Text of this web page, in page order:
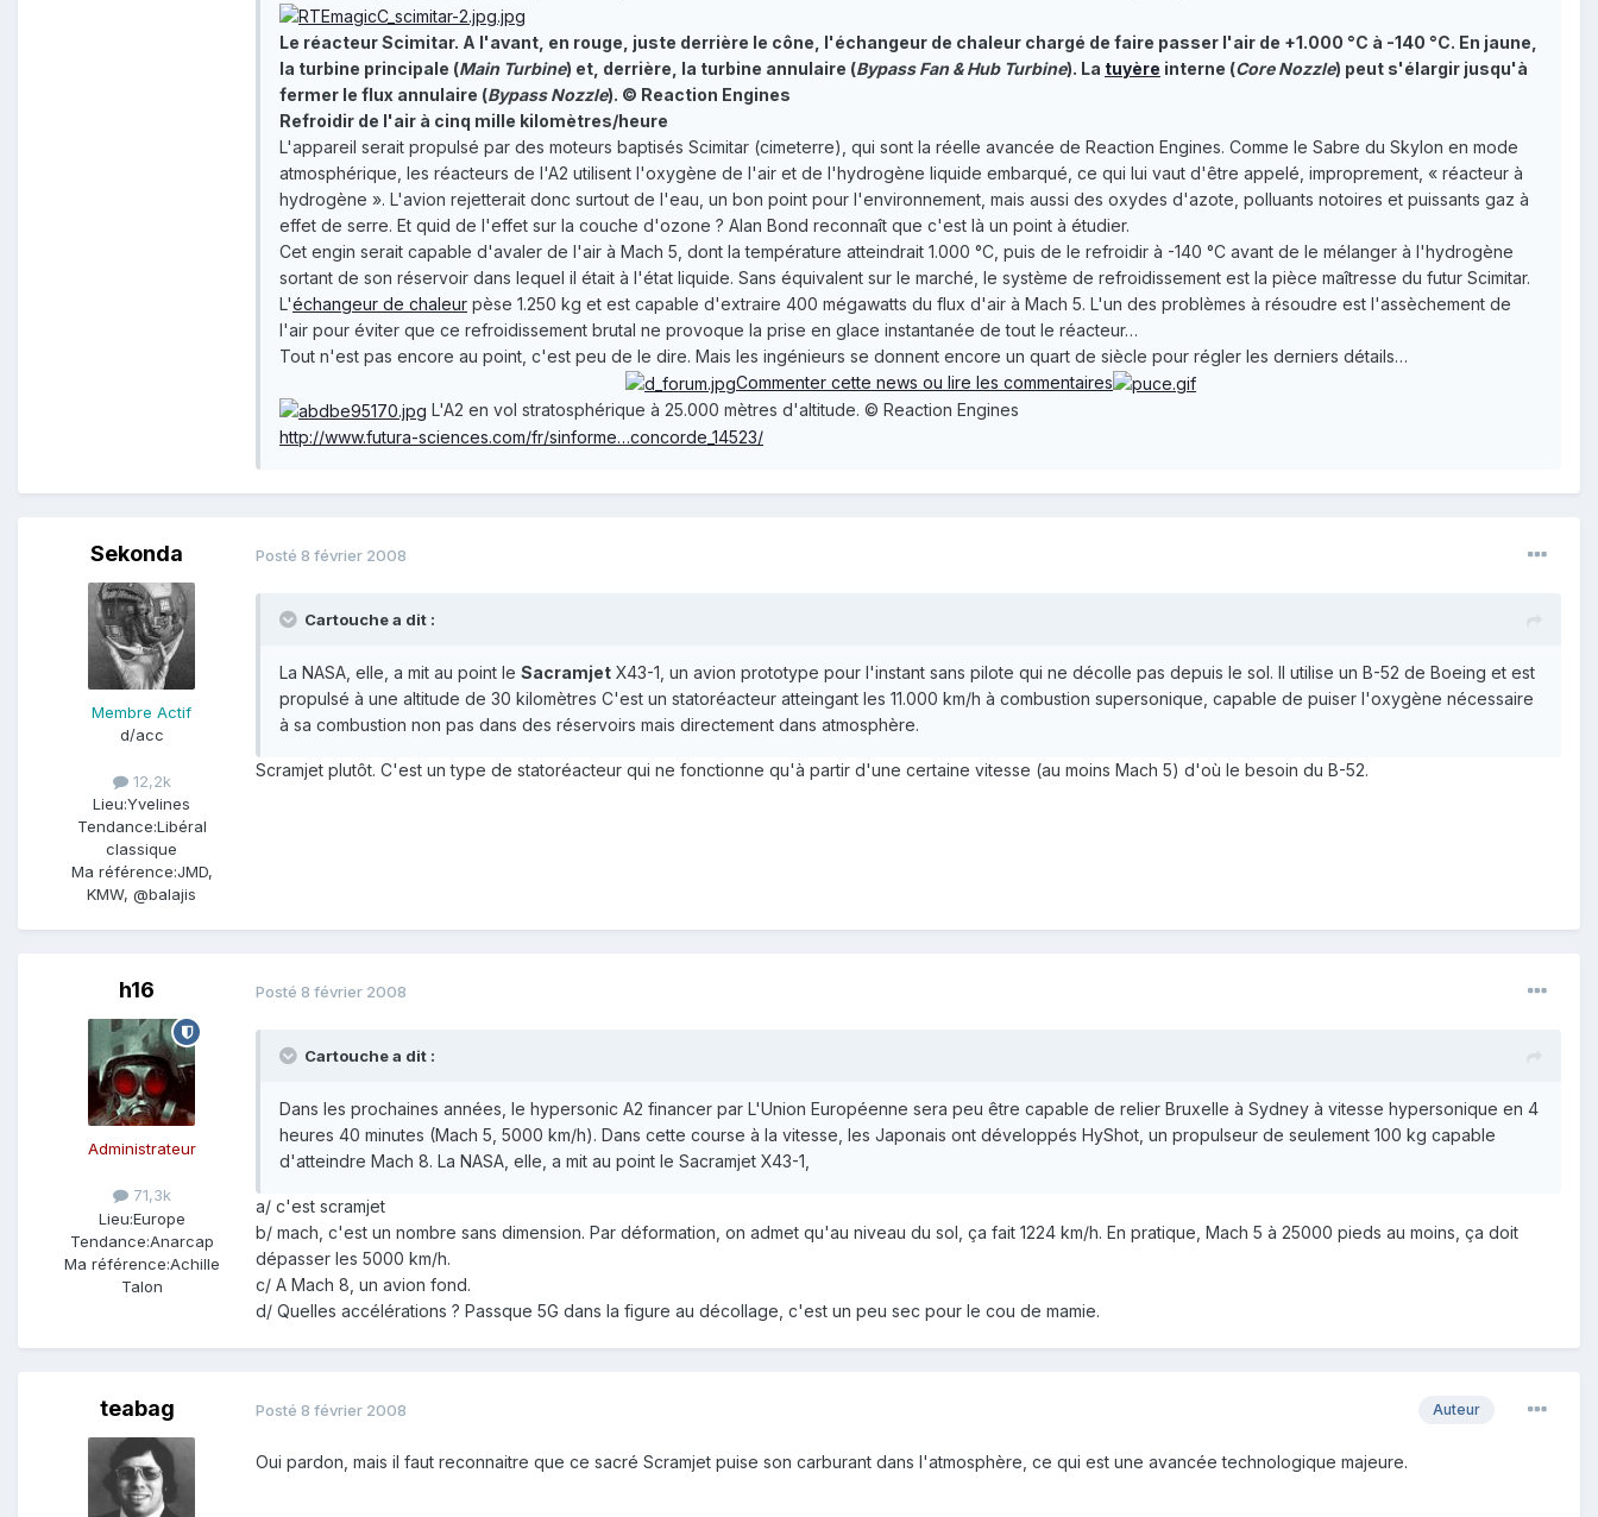
Le réacteur Scimitar. A l'avant, en rouge, juste derrière le cône, l'échangeur de chaleur chargé de faire passer l'air de +1.000 °C à -140 °C. En jaune,
la turbine principale (Main Turbine) et, derrière, la turbine annulaire (Bypass Fan & Hub Turbine). La tuyère interne (Core Nozzle) peut s'élargir jusqu'à
fermer le flux annulaire (Bypass Nozzle). © Reaction Engines
Refroidir de l'air à cinq mille kilomètres/heure
L'appareil serait propulsé par des moteurs baptisés Scimitar (cimeterre), qui sont la réelle avancée de Reaction Engines. Comme le Sabre du Skylon en mode
atmosphérique, les réacteurs de l'A2 utilisent l'oxygène de l'air et de l'hydrogène liquide embarqué, ce qui lui vaut d'être appelé, improprement, « réacteur à
hydrogène ». L'avion rejetterait donc surtout de l'eau, un bon point pour l'environnement, mais aussi des oxydes d'azote, polluants notoires et puissants gaz à
effet de serre. Et quid de l'effet sur la couche d'ozone ? Alan Bond reconnaît que c'est là un point à étudier.
Cet engin serait capable d'avaler de l'air à Mach 5, dont la température atteindrait 1.000 °C, puis de le refroidir à -140 °C avant de le mélanger à l'hydrogène
sortant de son réservoir dans lequel il était à l'état liquide. Sans équivalent sur le marché, le système de refroidissement est la pièce maîtresse du futur Scimitar.
L'échangeur de chaleur pèse 1.250 kg et est capable d'extraire 400 mégawatts du flux d'air à Mach 5. L'un des problèmes à résoudre est l'assèchement de
l'air pour éviter que ce refroidissement brutal ne provoque la prise en glace instantanée de tout le réacteur…
Tout n'est pas encore au point, c'est peu de le dire. Mais les ingénieurs se donnent encore un quart de siècle pour régler les derniers détails…
Commenter cette news ou lire les commentaires
L'A2 en vol stratosphérique à 25.000 mètres d'altitude. © Reaction Engines
http://www.futura-sciences.com/fr/sinforme…concorde_14523/
Sekonda
Membre Actif
d/acc
12,2k
Lieu:Yvelines
Tendance:Libéral
classique
Ma référence:JMD,
KMW, @balajis
Posté 8 février 2008
Cartouche a dit :
La NASA, elle, a mit au point le Sacramjet X43-1, un avion prototype pour l'instant sans pilote qui ne décolle pas depuis le sol. Il utilise un B-52 de Boeing et est
propulsé à une altitude de 30 kilomètres C'est un statoréacteur atteingant les 11.000 km/h à combustion supersonique, capable de puiser l'oxygène nécessaire
à sa combustion non pas dans des réservoirs mais directement dans atmosphère.
Scramjet plutôt. C'est un type de statoréacteur qui ne fonctionne qu'à partir d'une certaine vitesse (au moins Mach 5) d'où le besoin du B-52.
h16
Administrateur
71,3k
Lieu:Europe
Tendance:Anarcap
Ma référence:Achille
Talon
Posté 8 février 2008
Cartouche a dit :
Dans les prochaines années, le hypersonic A2 financer par L'Union Européenne sera peu être capable de relier Bruxelle à Sydney à vitesse hypersonique en 4
heures 40 minutes (Mach 5, 5000 km/h). Dans cette course à la vitesse, les Japonais ont développés HyShot, un propulseur de seulement 100 kg capable
d'atteindre Mach 8. La NASA, elle, a mit au point le Sacramjet X43-1,
a/ c'est scramjet
b/ mach, c'est un nombre sans dimension. Par déformation, on admet qu'au niveau du sol, ça fait 1224 km/h. En pratique, Mach 5 à 25000 pieds au moins, ça doit
dépasser les 5000 km/h.
c/ A Mach 8, un avion fond.
d/ Quelles accélérations ? Passque 5G dans la figure au décollage, c'est un peu sec pour le cou de mamie.
teabag Auteur
Posté 8 février 2008
Oui pardon, mais il faut reconnaitre que ce sacré Scramjet puise son carburant dans l'atmosphère, ce qui est une avancée technologique majeure.